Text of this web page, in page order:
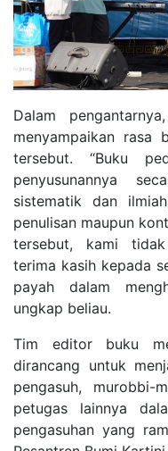
Dalam
menyampaikan rasa
tersebut. “Buku
penyusunannya
sistematik dan
penulisan maupun
tersebut, kami
terima kasih kepada
payah dalam
ungkap beliau.
Tim editor buku
dirancang untuk
pengasuh, murobbi-
petugas lainnya
pengasuhan yang